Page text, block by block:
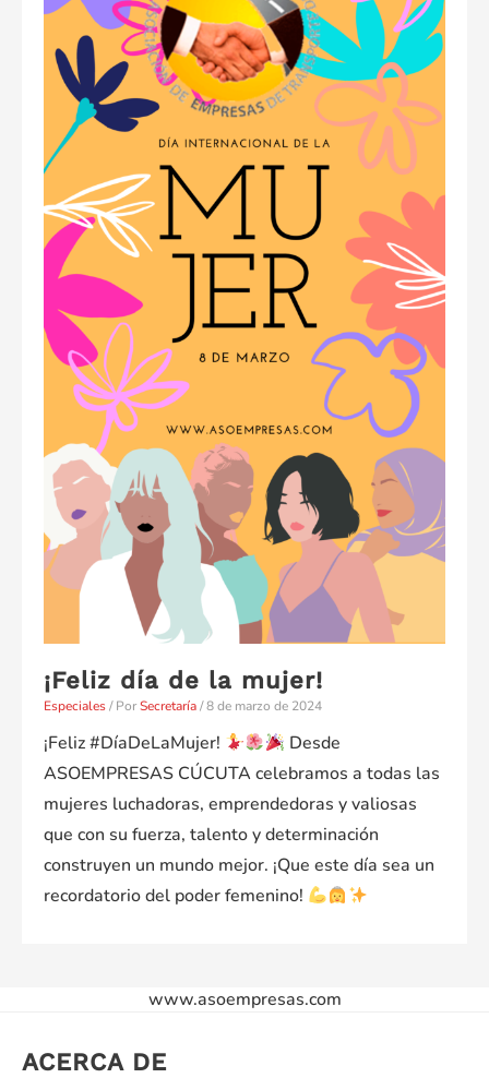
¡Feliz día de la mujer!
Especiales/ PorSecretaría/8 de marzo de 2024
¡Feliz #DíaDeLaMujer!
Desde
ASOEMPRESAS CÚCUTA celebramos a todas las
mujeres luchadoras, emprendedoras y valiosas
que con su fuerza, talento y determinación
construyen un mundo mejor. ¡Que este día sea un
recordatorio del poder femenino!
www.asoempresas.com
ACERCA DE